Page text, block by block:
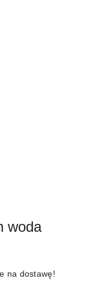
woda
na dostawę!